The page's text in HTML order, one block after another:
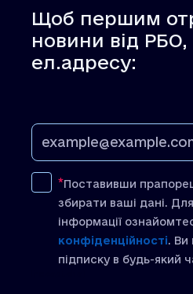
Щоб першим
новини від
ел.адресу:
Поставивши
збирати ваші дані.
інформації
конфіденційності. Ви
підписку в будь-який